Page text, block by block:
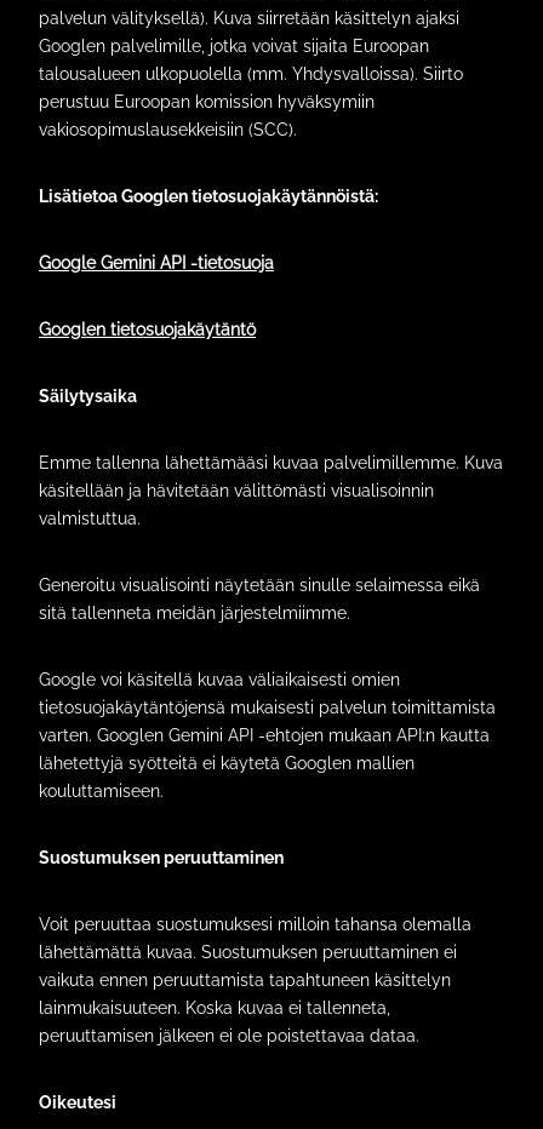
palvelun välityksellä). Kuva siirretään käsittelyn ajaksi
Googlen palvelimille, jotka voivat sijaita Euroopan
talousalueen ulkopuolella (mm. Yhdysvalloissa). Siirto
perustuu Euroopan komission hyväksymiin
vakiosopimuslausekkeisiin (SCC).
Lisätietoa Googlen tietosuojakäytännöistä:
Google Gemini API -tietosuoja
Googlen tietosuojakäytäntö
Säilytysaika
Emme tallenna lähettämääsi kuvaa palvelimillemme. Kuva
käsitellään ja hävitetään välittömästi visualisoinnin
valmistuttua.
Generoitu visualisointi näytetään sinulle selaimessa eikä
sitä tallenneta meidän järjestelmiimme.
Google voi käsitellä kuvaa väliaikaisesti omien
tietosuojakäytäntöjensä mukaisesti palvelun toimittamista
varten. Googlen Gemini API -ehtojen mukaan API:n kautta
lähetettyjä syötteitä ei käytetä Googlen mallien
kouluttamiseen.
Suostumuksen peruuttaminen
Voit peruuttaa suostumuksesi milloin tahansa olemalla
lähettämättä kuvaa. Suostumuksen peruuttaminen ei
vaikuta ennen peruuttamista tapahtuneen käsittelyn
lainmukaisuuteen. Koska kuvaa ei tallenneta,
peruuttamisen jälkeen ei ole poistettavaa dataa.
Oikeutesi